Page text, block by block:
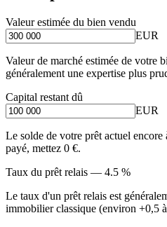
Valeur estimée du bien vendu
EUR
Valeur de marché estimée de votre
généralement une expertise plus
Capital restant dû
EUR
Le solde de votre prêt actuel
payé, mettez 0 €.
Taux du prêt relais — 4.5 %
Le taux d'un prêt relais est
immobilier classique (environ +0,5